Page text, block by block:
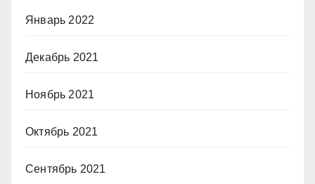
Январь 2022
Декабрь 2021
Ноябрь 2021
Октябрь 2021
Сентябрь 2021